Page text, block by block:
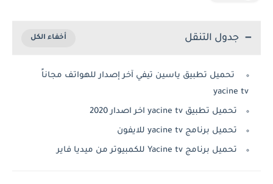
جدول التنقل
تحميل تطبيق ياسين تيفي آخر إصدار للهواتف مجاناً
yacine tv
تحميل تطبيق yacine tv اخر اصدار 2020
تحميل برنامج yacine tv للايفون
تحميل برنامج Yacine tv للكمبيوتر من ميديا فاير